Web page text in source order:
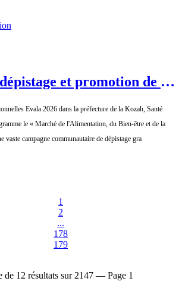
et promotion de la
Evala 2026 dans la préfecture de la Kozah, Santé
le « Marché de l'Alimentation, du Bien-être et de la
vaste campagne communautaire de dépistage gra
1
2
...
178
179
de 12 résultats sur 2147 — Page 1